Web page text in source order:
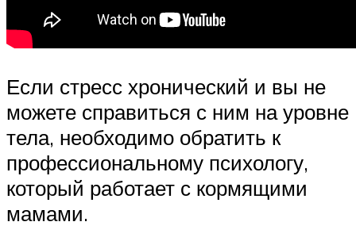
Если стресс хронический и вы не
можете справиться с ним на уровне
тела, необходимо обратить к
профессиональному психологу,
который работает с кормящими
мамами.